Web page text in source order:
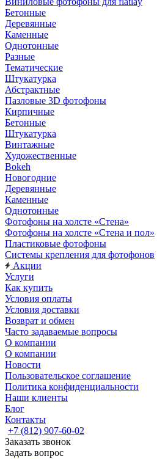
Бетонные
Деревянные
Каменные
Однотонные
Разные
Тематические
Штукатурка
Абстрактные
Пазловые 3D фотофоны
Кирпичные
Бетонные
Штукатурка
Винтажные
Художественные
Bokeh
Новогодние
Деревянные
Каменные
Однотонные
Фотофоны на холсте «Стена»
Фотофоны на холсте «Стена и пол»
Пластиковые фотофоны
Системы крепления для фотофонов
Акции
Услуги
Как купить
Условия оплаты
Условия доставки
Возврат и обмен
Часто задаваемые вопросы
О компании
О компании
Новости
Пользовательское соглашение
Политика конфиденциальности
Наши клиенты
Блог
Контакты
+7 (812) 907-60-02
Заказать звонок
Задать вопрос